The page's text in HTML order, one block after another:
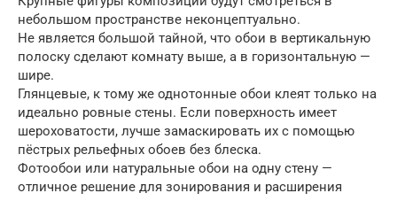
небольшом пространстве неконцептуально.
Не является большой тайной, что обои в вертикальную
полоску сделают комнату выше, а в горизонтальную —
шире.
Глянцевые, к тому же однотонные обои клеят только на
идеально ровные стены. Если поверхность имеет
шероховатости, лучше замаскировать их с помощью
пёстрых рельефных обоев без блеска.
Фотообои или натуральные обои на одну стену —
отличное решение для зонирования и расширения